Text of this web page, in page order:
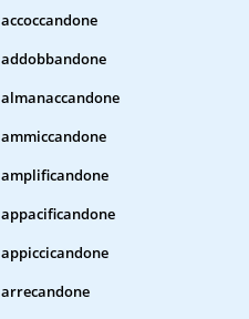
accoccandone
addobbandone
almanaccandone
ammiccandone
amplificandone
appacificandone
appiccicandone
arrecandone